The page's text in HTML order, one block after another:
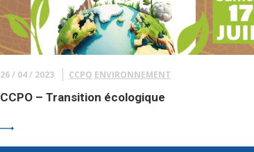
26 / 04 / 2023 CCPO ENVIRONNEMENT
CCPO – Transition écologique